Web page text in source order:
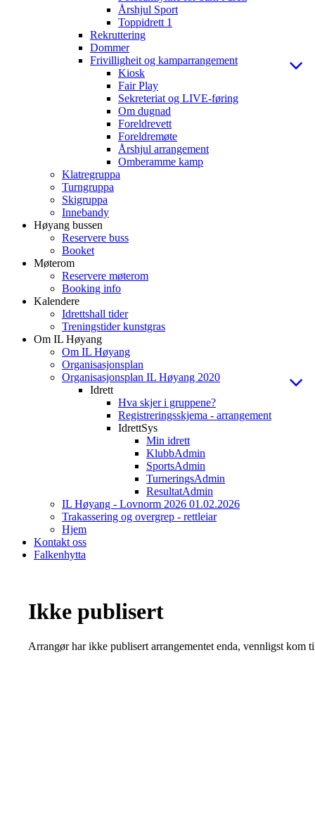
Årshjul Sport
Toppidrett 1
Rekruttering
Dommer
Frivilligheit og kamparrangement
Kiosk
Fair Play
Sekreteriat og LIVE-føring
Om dugnad
Foreldrevett
Foreldremøte
Årshjul arrangement
Omberamme kamp
Klatregruppa
Turngruppa
Skigruppa
Innebandy
Høyang bussen
Reservere buss
Booket
Møterom
Reservere møterom
Booking info
Kalendere
Idrettshall tider
Treningstider kunstgras
Om IL Høyang
Om IL Høyang
Organisasjonsplan
Organisasjonsplan IL Høyang 2020
Idrett
Hva skjer i gruppene?
Registreringsskjema - arrangement
IdrettSys
Min idrett
KlubbAdmin
SportsAdmin
TurneringsAdmin
ResultatAdmin
IL Høyang - Lovnorm 2026 01.02.2026
Trakassering og overgrep - rettleiar
Hjem
Kontakt oss
Falkenhytta
Ikke publisert
Arrangør har ikke publisert arrangementet enda, vennligst kom